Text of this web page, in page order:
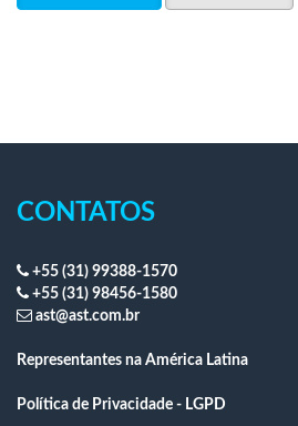
CONTATOS
+55 (31) 99388-1570
+55 (31) 98456-1580
ast@ast.com.br
Representantes na América Latina
Política de Privacidade - LGPD